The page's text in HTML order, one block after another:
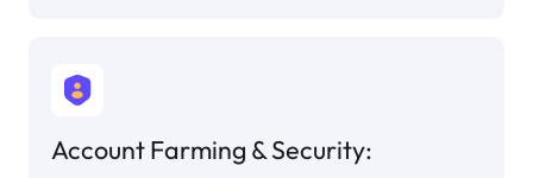
Account Farming & Security: